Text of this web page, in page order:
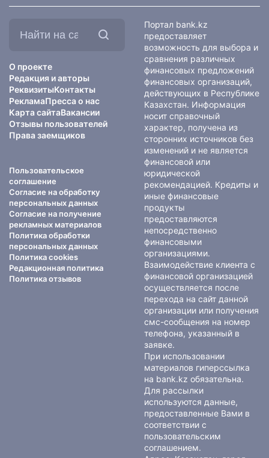
О проекте
Редакция и авторы
РеквизитыКонтакты
РекламаПресса о нас
Карта сайтаВакансии
Отзывы пользователей
Права заемщиков
Пользовательское
соглашение
Согласие на обработку
персональных данных
Согласие на получение
рекламных материалов
Политика обработки
персональных данных
Политика cookies
Редакционная политика
Политика отзывов
Портал bank.kz
предоставляет
возможность для выбора и
сравнения различных
финансовых предложений
финансовых организаций,
действующих в Республике
Казахстан. Информация
носит справочный
характер, получена из
сторонних источников без
изменений и не является
финансовой или
юридической
рекомендацией. Кредиты и
иные финансовые
продукты
предоставляются
непосредственно
финансовыми
организациями.
Взаимодействие клиента с
финансовой организацией
осуществляется после
перехода на сайт данной
организации или получения
смс-сообщения на номер
телефона, указанный в
заявке.
При использовании
материалов гиперссылка
на bank.kz обязательна.
Для рассылки
используются данные,
предоставленные Вами в
соответствии с
пользовательским
соглашением.